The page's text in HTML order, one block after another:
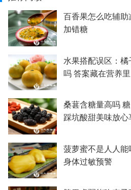
百香果怎么吃辅助
加错糖
水果搭配误区：
吗 答案藏在营养里
桑葚含糖量高吗
踩坑酸甜美味放心
菠萝蜜不是人人能
身体过敏预警